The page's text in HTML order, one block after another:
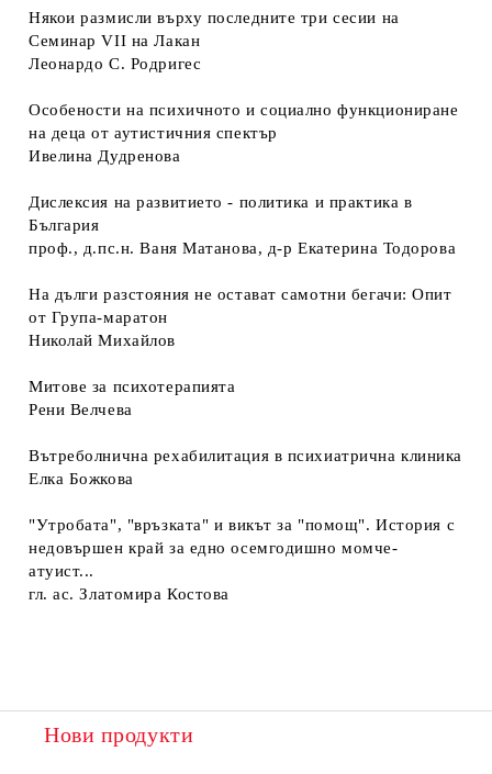
Някои размисли върху последните три сесии на
Семинар VII на Лакан
Леонардо С. Родригес
Особености на психичното и социално функциониране
на деца от аутистичния спектър
Ивелина Дудренова
Дислексия на развитието - политика и практика в
България
проф., д.пс.н. Ваня Матанова, д-р Екатерина Тодорова
На дълги разстояния не остават самотни бегачи: Опит
от Група-маратон
Николай Михайлов
Митове за психотерапията
Рени Велчева
Вътреболнична рехабилитация в психиатрична клиника
Елка Божкова
"Утробата", "връзката" и викът за "помощ". История с
недовършен край за едно осемгодишно момче-
атуист...
гл. ас. Златомира Костова
Нови продукти